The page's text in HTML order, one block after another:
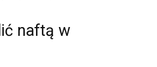
naftą w